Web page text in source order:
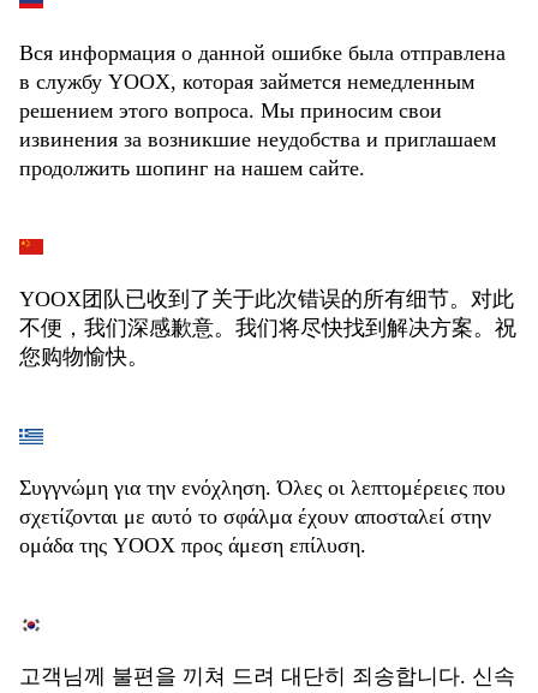
Вся информация о данной ошибке была отправлена
в службу YOOX, которая займется немедленным
решением этого вопроса. Мы приносим свои
извинения за возникшие неудобства и приглашаем
продолжить шопинг на нашем сайте.
YOOX团队已收到了关于此次错误的所有细节。对此
不便，我们深感歉意。我们将尽快找到解决方案。祝
您购物愉快。
Συγγνώμη για την ενόχληση. Όλες οι λεπτομέρειες που
σχετίζονται με αυτό το σφάλμα έχουν αποσταλεί στην
ομάδα της YOOX προς άμεση επίλυση.
고객님께 불편을 끼쳐 드려 대단히 죄송합니다. 신속